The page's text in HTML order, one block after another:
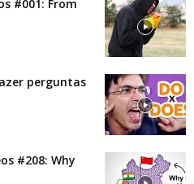
#001: From
perguntas
#208: Why